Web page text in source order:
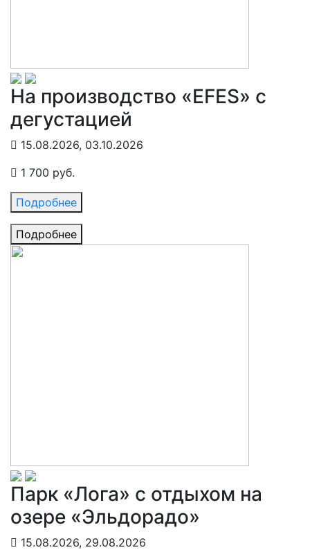
На производство «EFES» с
дегустацией
15.08.2026, 03.10.2026
1 700 руб.
Подробнее
Подробнее
Парк «Лога» с отдыхом на
озере «Эльдорадо»
15.08.2026, 29.08.2026